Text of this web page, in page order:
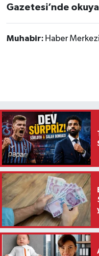
Gazetesi’nde
Muhabir: Haber Merkezi